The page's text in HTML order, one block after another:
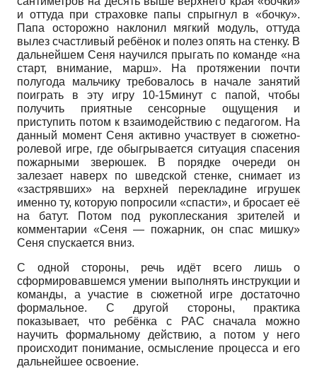
и оттуда при страховке папы спрыгнул в «бочку».
Папа осторожно наклонил мягкий модуль, оттуда
вылез счастливый ребёнок и полез опять на стенку. В
дальнейшем Се­ня научился прыгать по команде «на
старт, внимание, марш». На протяжении почти
полугода мальчику требовалось в начале занятий
поиграть в эту игру 10-15минут с папой, чтобы
получить приятные сенсорные ощущения и
приступить потом к взаимодействию с педагогом. На
данный момент Сеня активно участвует в сюжет­но-
ролевой игре, где обыгрывается ситуация спасения
пожарными зверюшек. В порядке очереди он
залезает наверх по шведской стенке, снимает из
«застрявших» на верхней перекладине игрушек
именно ту, которую попросили «спасти», и бросает её
на батут. Потом под рукоплескания зрителей и
комментарии «Сеня — пожарник, он спас мишку»
Сеня спускается вниз.
С одной стороны, речь идёт всего лишь о
сформировавшемся умении выполнять инструкции и
команды, а участие в сюжетной игре достаточно
формальное. С другой стороны, практика
показывает, что ребёнка с РАС сначала можно
научить формальному действию, а потом у него
происходит понимание, осмысление процесса и его
дальнейшее освоение.